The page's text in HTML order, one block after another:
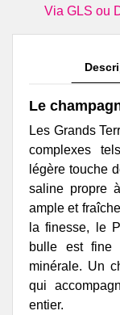
Via GLS ou
Le
Les Grands
complexes
légère touche
saline propre
ample et
la finesse, le
bulle est fine
minérale. Un
qui
entier.